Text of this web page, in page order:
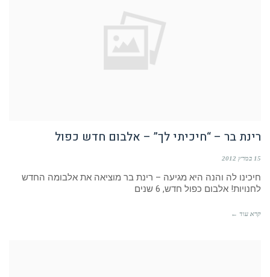
רינת בר – “חיכיתי לך” – אלבום חדש כפול
15 במרץ 2012
חיכינו לה והנה היא מגיעה – רינת בר מוציאה את אלבומה החדש
לחנויות! אלבום כפול חדש, 6 שנים
קרא עוד ←